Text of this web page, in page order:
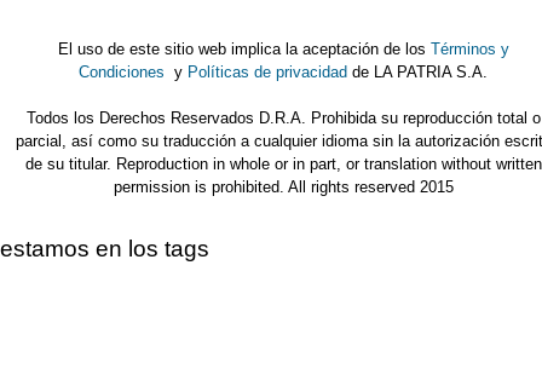
El uso de este sitio web implica la aceptación de los Términos y
Condiciones y Políticas de privacidad de LA PATRIA S.A.
Todos los Derechos Reservados D.R.A. Prohibida su reproducción total o
parcial, así como su traducción a cualquier idioma sin la autorización
de su titular. Reproduction in whole or in part, or translation without written
permission is prohibited. All rights reserved 2015
estamos en los tags